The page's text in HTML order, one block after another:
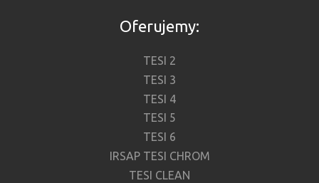
Oferujemy:
TESI 2
TESI 3
TESI 4
TESI 5
TESI 6
IRSAP TESI CHROM
TESI CLEAN